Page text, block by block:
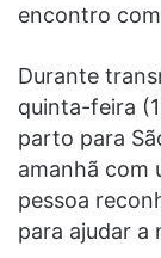
encontro
Durante
quinta-feira
parto para
amanhã com
pessoa
para ajudar a